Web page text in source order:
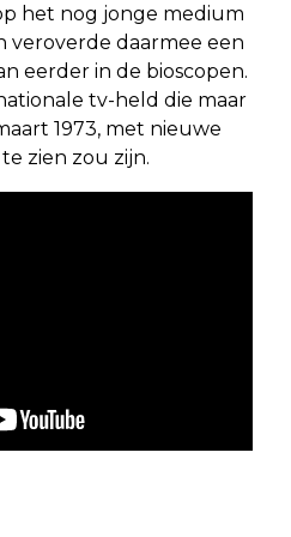
het nog jonge medium
veroverde daarmee een
eerder in de bioscopen.
tv-held die maar
1973, met nieuwe
zien zou zijn.